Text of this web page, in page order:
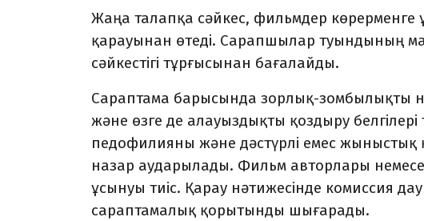
Жаңа талапқа сәйкес, фильмдер
қарауынан өтеді. Сарапшылар туындының
сәйкестігі тұрғысынан бағалайды.
Сараптама барысында зорлық-зомбылықты
және өзге де алауыздықты қоздыру
педофилияны және дәстүрлі емес жыныстық
назар аударылады. Фильм авторлары
ұсынуы тиіс. Қарау нәтижесінде комиссия
сараптамалық қорытынды шығарады.